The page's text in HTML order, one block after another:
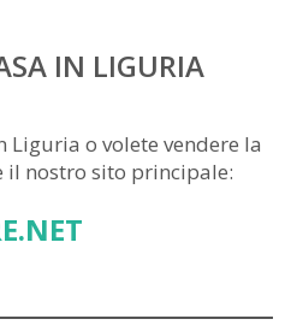
IN LIGURIA
Liguria o volete vendere la
nostro sito principale: